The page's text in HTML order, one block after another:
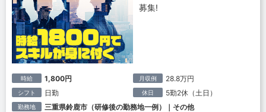
募集!
時給 1,800円 月収例 28.8万円
シフト 日勤 休日 5勤2休（土日）
勤務地 三重県鈴鹿市（研修後の勤務地一例）｜その他